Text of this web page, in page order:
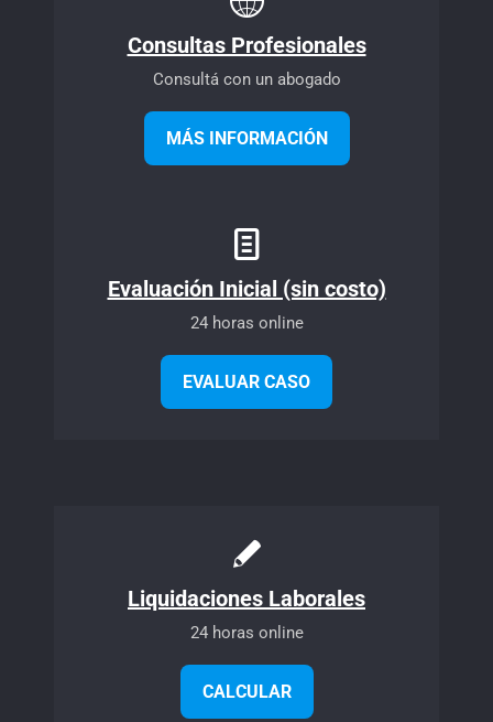
Consultas Profesionales
Consultá con un abogado
MÁS INFORMACIÓN
Evaluación Inicial (sin costo)
24 horas online
EVALUAR CASO
Liquidaciones Laborales
24 horas online
CALCULAR